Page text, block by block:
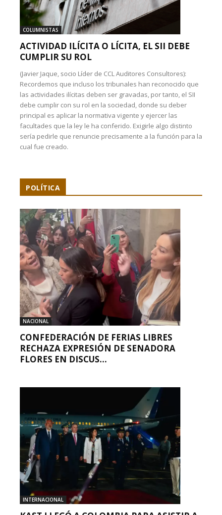
COLUMNISTAS
ACTIVIDAD ILÍCITA O LÍCITA, EL SII DEBE
CUMPLIR SU ROL
(Javier Jaque, socio Líder de CCL Auditores Consultores):
Recordemos que incluso los tribunales han reconocido que
las actividades ilícitas deben ser gravadas, por tanto, el SII
debe cumplir con su rol en la sociedad, donde su deber
principal es aplicar la normativa vigente y ejercer las
facultades que la ley le ha conferido. Exigirle algo distinto
sería pedirle que renuncie precisamente a la función para la
cual fue creado.
POLÍTICA
NACIONAL
CONFEDERACIÓN DE FERIAS LIBRES
RECHAZA EXPRESIÓN DE SENADORA
FLORES EN DISCUS...
INTERNACIONAL